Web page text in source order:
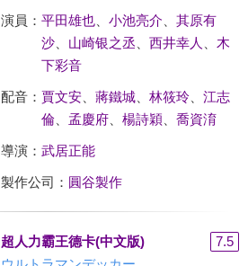
演員： 平田雄也、 小池亮介
其原有
沙、 山崎银之丞 西井幸人
木
下彩音
配音： 賈文安、 蔣鐵城、 林筱玲、 江志
倫、 孟慶府、 楊詩穎 喬資淯
導演： 武居正能
製作公司： 圓谷製作
超人力霸王德卡(中文版)
7.5